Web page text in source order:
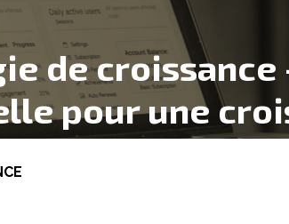
de croissance
pour une